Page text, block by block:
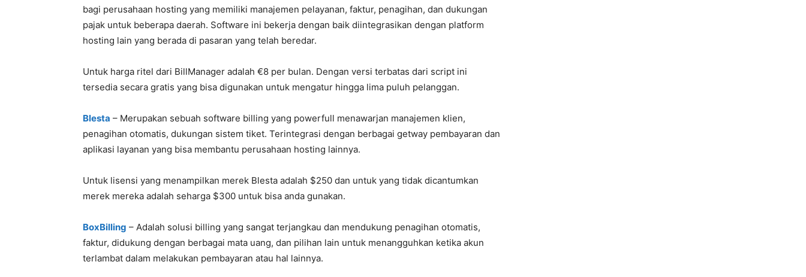
bagi perusahaan hosting yang memiliki manajemen pelayanan, faktur, penagihan, dan dukungan
pajak untuk beberapa daerah. Software ini bekerja dengan baik diintegrasikan dengan platform
hosting lain yang berada di pasaran yang telah beredar.
Untuk harga ritel dari BillManager adalah €8 per bulan. Dengan versi terbatas dari script ini
tersedia secara gratis yang bisa digunakan untuk mengatur hingga lima puluh pelanggan.
Blesta – Merupakan sebuah software billing yang powerfull menawarjan manajemen klien,
penagihan otomatis, dukungan sistem tiket. Terintegrasi dengan berbagai getway pembayaran dan
aplikasi layanan yang bisa membantu perusahaan hosting lainnya.
Untuk lisensi yang menampilkan merek Blesta adalah $250 dan untuk yang tidak dicantumkan
merek mereka adalah seharga $300 untuk bisa anda gunakan.
BoxBilling – Adalah solusi billing yang sangat terjangkau dan mendukung penagihan otomatis,
faktur, didukung dengan berbagai mata uang, dan pilihan lain untuk menangguhkan ketika akun
terlambat dalam melakukan pembayaran atau hal lainnya.